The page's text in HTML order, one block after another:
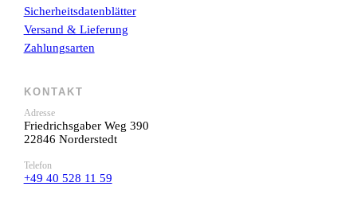
Sicherheitsdatenblätter
Versand & Lieferung
Zahlungsarten
KONTAKT
Adresse
Friedrichsgaber Weg 390
22846 Norderstedt
Telefon
+49 40 528 11 59